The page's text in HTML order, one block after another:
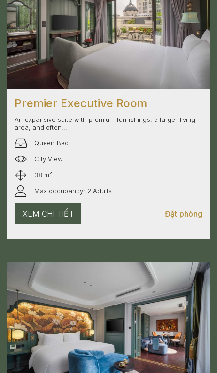
Premier Executive Room
An expansive suite with premium furnishings, a larger living
area, and often...
Queen Bed
City View
38 m²
Max occupancy: 2 Adults
XEM CHI TIẾT Đặt phòng